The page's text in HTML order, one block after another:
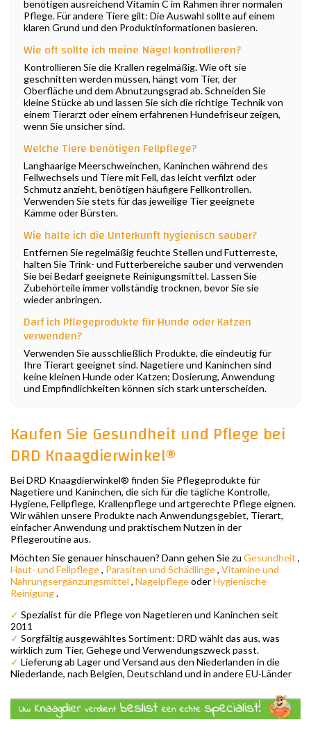
benötigen ausreichend Vitamin C im Rahmen ihrer normalen
Pflege. Für andere Tiere gilt: Die Auswahl sollte auf einem
klaren Grund und den Produktinformationen basieren.
Wie oft sollte ich meine Nägel kontrollieren?
Kontrollieren Sie die Krallen regelmäßig. Wie oft sie
geschnitten werden müssen, hängt vom Tier, der
Oberfläche und dem Abnutzungsgrad ab. Schneiden Sie
kleine Stücke ab und lassen Sie sich die richtige Technik von
einem Tierarzt oder einem erfahrenen Hundefriseur zeigen,
wenn Sie unsicher sind.
Welche Tiere benötigen Fellpflege?
Langhaarige Meerschweinchen, Kaninchen während des
Fellwechsels und Tiere mit Fell, das leicht verfilzt oder
Schmutz anzieht, benötigen häufigere Fellkontrollen.
Verwenden Sie stets für das jeweilige Tier geeignete
Kämme oder Bürsten.
Wie halte ich die Unterkunft hygienisch sauber?
Entfernen Sie regelmäßig feuchte Stellen und Futterreste,
halten Sie Trink- und Futterbereiche sauber und verwenden
Sie bei Bedarf geeignete Reinigungsmittel. Lassen Sie
Zubehörteile immer vollständig trocknen, bevor Sie sie
wieder anbringen.
Darf ich Pflegeprodukte für Hunde oder Katzen
verwenden?
Verwenden Sie ausschließlich Produkte, die eindeutig für
Ihre Tierart geeignet sind. Nagetiere und Kaninchen sind
keine kleinen Hunde oder Katzen; Dosierung, Anwendung
und Empfindlichkeiten können sich stark unterscheiden.
Kaufen Sie Gesundheit und Pflege bei
DRD Knaagdierwinkel®
Bei DRD Knaagdierwinkel® finden Sie Pflegeprodukte für
Nagetiere und Kaninchen, die sich für die tägliche Kontrolle,
Hygiene, Fellpflege, Krallenpflege und artgerechte Pflege eignen.
Wir wählen unsere Produkte nach Anwendungsgebiet, Tierart,
einfacher Anwendung und praktischem Nutzen in der
Pflegeroutine aus.
Möchten Sie genauer hinschauen? Dann gehen Sie zu Gesundheit ,
Haut- und Fellpflege, Parasiten und Schädlinge, Vitamine und
Nahrungsergänzungsmittel , NagelpflegeoderHygienische
Reinigung.
✓ Spezialist für die Pflege von Nagetieren und Kaninchen seit
2011
✓ Sorgfältig ausgewähltes Sortiment: DRD wählt das aus, was
wirklich zum Tier, Gehege und Verwendungszweck passt.
✓ Lieferung ab Lager und Versand aus den Niederlanden in die
Niederlande, nach Belgien, Deutschland und in andere EU-Länder